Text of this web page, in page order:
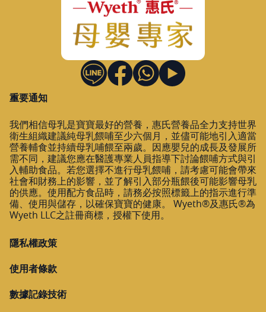
重要通知
我們相信母乳是寶寶最好的營養，惠氏營養品全力支持世界
衛生組織建議純母乳餵哺至少六個月，並儘可能地引入適當
營養輔食並持續母乳哺餵至兩歲。因應嬰兒的成長及發展所
需不同，建議您應在醫護專業人員指導下討論餵哺方式與引
入輔助食品。若您選擇不進行母乳餵哺，請考慮可能會帶來
社會和財務上的影響，並了解引入部分瓶餵後可能影響母乳
的供應。使用配方食品時，請務必按照標籤上的指示進行準
備、使用與儲存，以確保寶寶的健康。 Wyeth®及惠氏®為
Wyeth LLC之註冊商標，授權下使用。
隱私權政策
使用者條款
數據記錄技術